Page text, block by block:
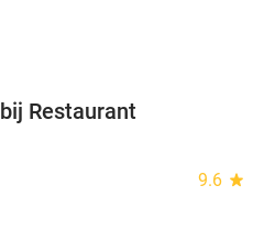
Restaurant
9.6 star